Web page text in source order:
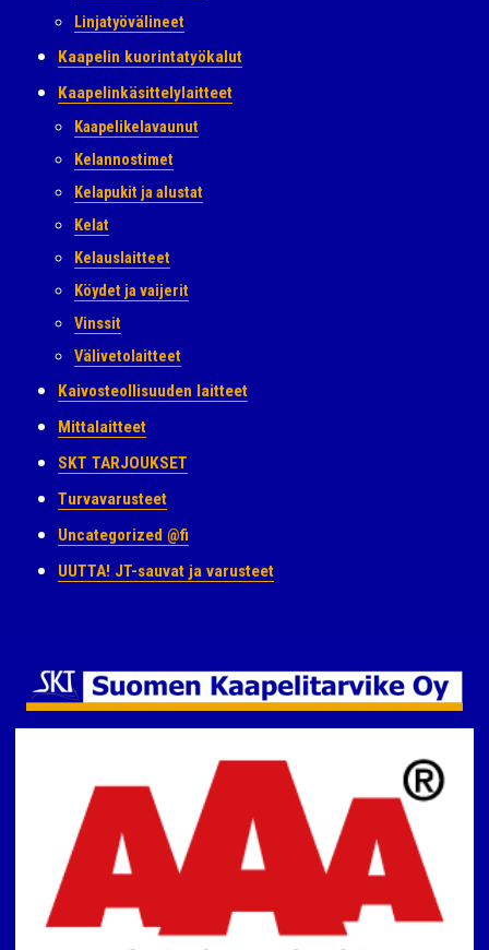
Linjatyövälineet
Kaapelin kuorintatyökalut
Kaapelinkäsittelylaitteet
Kaapelikelavaunut
Kelannostimet
Kelapukit ja alustat
Kelat
Kelauslaitteet
Köydet ja vaijerit
Vinssit
Välivetolaitteet
Kaivosteollisuuden laitteet
Mittalaitteet
SKT TARJOUKSET
Turvavarusteet
Uncategorized @fi
UUTTA! JT-sauvat ja varusteet